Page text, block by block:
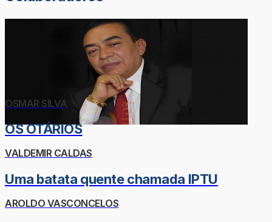
OSMAR SILVA
OS OTÁRIOS
VALDEMIR CALDAS
Uma batata quente chamada IPTU
AROLDO VASCONCELOS